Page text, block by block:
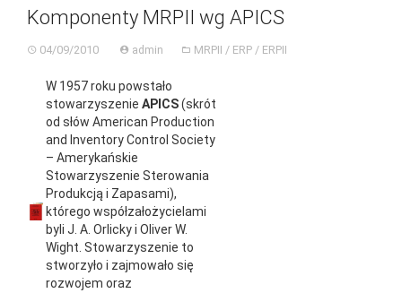
Komponenty MRPII wg APICS
04/09/2010 admin MRPII / ERP / ERPII
W 1957 roku powstało
stowarzyszenie APICS(skrót
od słów American Production
and Inventory Control Society
– Amerykańskie
Stowarzyszenie Sterowania
Produkcją i Zapasami),
którego współzałożycielami
byli J. A. Orlicky i Oliver W.
Wight. Stowarzyszenie to
stworzyło i zajmowało się
rozwojem oraz